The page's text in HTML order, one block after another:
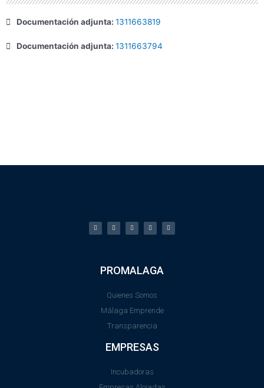
Documentación adjunta: 1311663819
Documentación adjunta: 1311663794
PROMALAGA
Quienes Somos
Málaga Emprende
Transparencia
EMPRESAS
Incubadoras